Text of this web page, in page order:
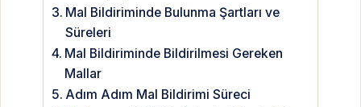
Mal Bildiriminde Bulunma Şartları ve
Süreleri
Mal Bildiriminde Bildirilmesi Gereken
Mallar
Adım Adım Mal Bildirimi Süreci